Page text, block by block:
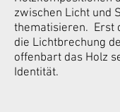
zwischen Licht und
thematisieren. Erst
die Lichtbrechung
offenbart das Holz
Identität.